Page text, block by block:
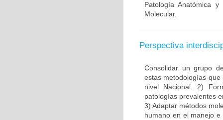
Patología Anatómica
Molecular.
Perspectiva
Consolidar un grupo
estas metodologías
nivel Nacional. 2)
patologías prevalentes
3) Adaptar métodos
humano en el manejo